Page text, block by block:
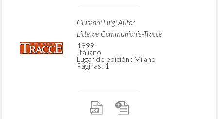
Giussani Luigi Autor
Litterae Communionis-Tracce
1999
Italiano
Lugar de edición : Milano
Páginas: 1